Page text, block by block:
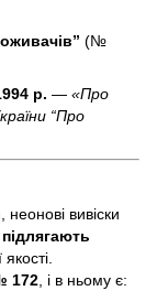
(№
р. — «Про
“Про
вивіски
172, і в ньому є: